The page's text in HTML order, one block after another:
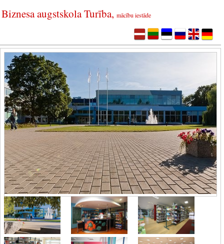
Biznesa augstskola Turība, mācību iestāde